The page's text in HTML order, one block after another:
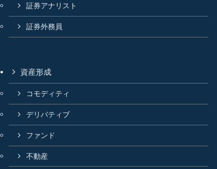
証券アナリスト
証券外務員
資産形成
コモディティ
デリバティブ
ファンド
不動産